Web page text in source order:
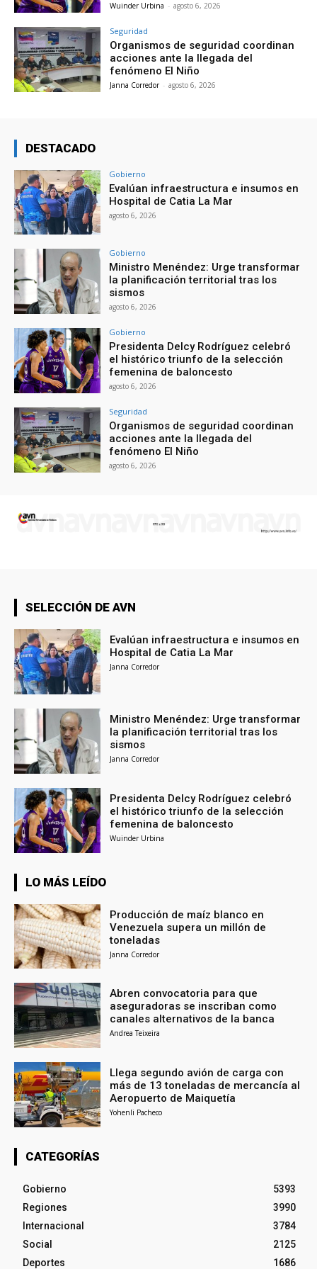
Wuinder Urbina - agosto 6, 2026
Seguridad
Organismos de seguridad coordinan
acciones ante la llegada del
fenómeno El Niño
Janna Corredor - agosto 6, 2026
DESTACADO
Gobierno
Evalúan infraestructura e insumos en
Hospital de Catia La Mar
agosto 6, 2026
Gobierno
Ministro Menéndez: Urge transformar
la planificación territorial tras los
sismos
agosto 6, 2026
Gobierno
Presidenta Delcy Rodríguez celebró
el histórico triunfo de la selección
femenina de baloncesto
agosto 6, 2026
Seguridad
Organismos de seguridad coordinan
acciones ante la llegada del
fenómeno El Niño
agosto 6, 2026
SELECCIÓN DE AVN
Evalúan infraestructura e insumos en
Hospital de Catia La Mar
Janna Corredor
Ministro Menéndez: Urge transformar
la planificación territorial tras los
sismos
Janna Corredor
Presidenta Delcy Rodríguez celebró
el histórico triunfo de la selección
femenina de baloncesto
Wuinder Urbina
LO MÁS LEÍDO
Producción de maíz blanco en
Venezuela supera un millón de
toneladas
Janna Corredor
Abren convocatoria para que
aseguradoras se inscriban como
canales alternativos de la banca
Andrea Teixeira
Llega segundo avión de carga con
más de 13 toneladas de mercancía al
Aeropuerto de Maiquetía
Yohenli Pacheco
CATEGORÍAS
Gobierno
5393
Regiones
3990
Internacional
3784
Social
2125
Deportes
1686